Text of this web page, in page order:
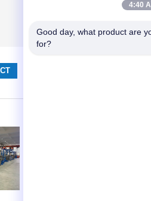
4:40
Good day, what product are
for?